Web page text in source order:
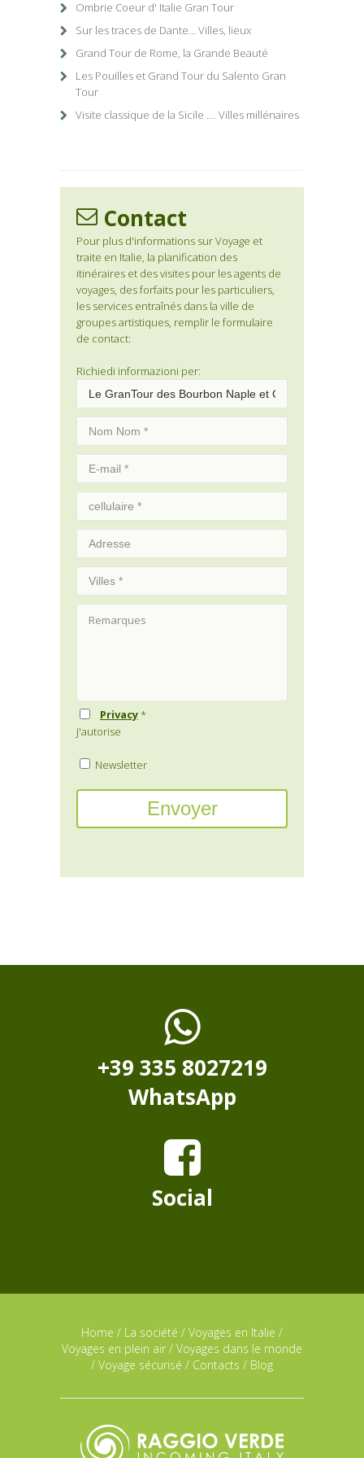
Ombrie Coeur d' Italie Gran Tour
Sur les traces de Dante… Villes, lieux
Grand Tour de Rome, la Grande Beauté
Les Pouilles et Grand Tour du Salento Gran
Tour
Visite classique de la Sicile .... Villes millénaires
Contact
Pour plus d'informations sur Voyage et
traite en Italie, la planification des
itinéraires et des visites pour les agents de
voyages, des forfaits pour les particuliers,
les services entraînés dans la ville de
groupes artistiques, remplir le formulaire
de contact:
Richiedi informazioni per:
Privacy*
J'autorise
Newsletter
+39 335 8027219
WhatsApp
Social
Home / La société / Voyages en Italie /
Voyages en plein air / Voyages dans le monde
/ Voyage sécurisé / Contacts / Blog